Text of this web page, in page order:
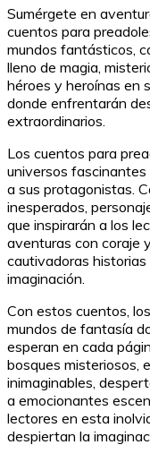
Sumérgete en
cuentos para
mundos fantásticos,
lleno de magia,
héroes y heroínas en
donde enfrentarán
extraordinarios.
Los cuentos para
universos
a sus protagonistas.
inesperados,
que inspirarán a los
aventuras con coraje
cautivadoras
imaginación.
Con estos cuentos,
mundos de fantasía
esperan en cada
bosques misteriosos,
inimaginables,
a emocionantes
lectores en esta
despiertan la